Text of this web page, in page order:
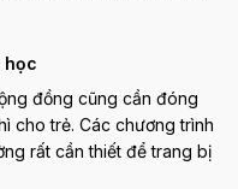
học
đồng cũng cần đóng
cho trẻ. Các chương trình
rất cần thiết để trang bị